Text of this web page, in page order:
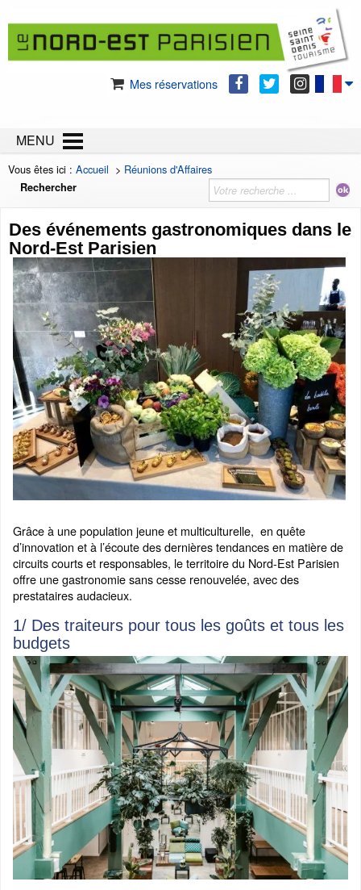
Mes réservations
MENU
Vous êtes ici : Accueil > Réunions d'Affaires
Rechercher
Des événements gastronomiques dans le
Nord-Est Parisien
Grâce à une population jeune et multiculturelle, en quête
d’innovation et à l’écoute des dernières tendances en matière de
circuits courts et responsables, le territoire du Nord-Est Parisien
offre une gastronomie sans cesse renouvelée, avec des
prestataires audacieux.
1/ Des traiteurs pour tous les goûts et tous les
budgets